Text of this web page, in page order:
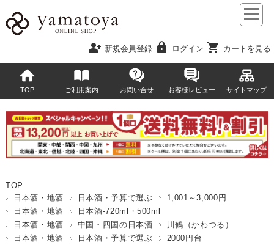
person_add 新規会員登録 lock ログイン shopping_cart カートを見る
TOP ご利用案内 お問い合せ お客様レビュー サイトマップ
TOP
日本酒・地酒
日本酒・予算で選ぶ
1,001～3,000円
日本酒・地酒
日本酒-720ml・500ml
日本酒・地酒
中国・四国の日本酒
川鶴（かわつる）
日本酒・地酒
日本酒・予算で選ぶ 2000円台